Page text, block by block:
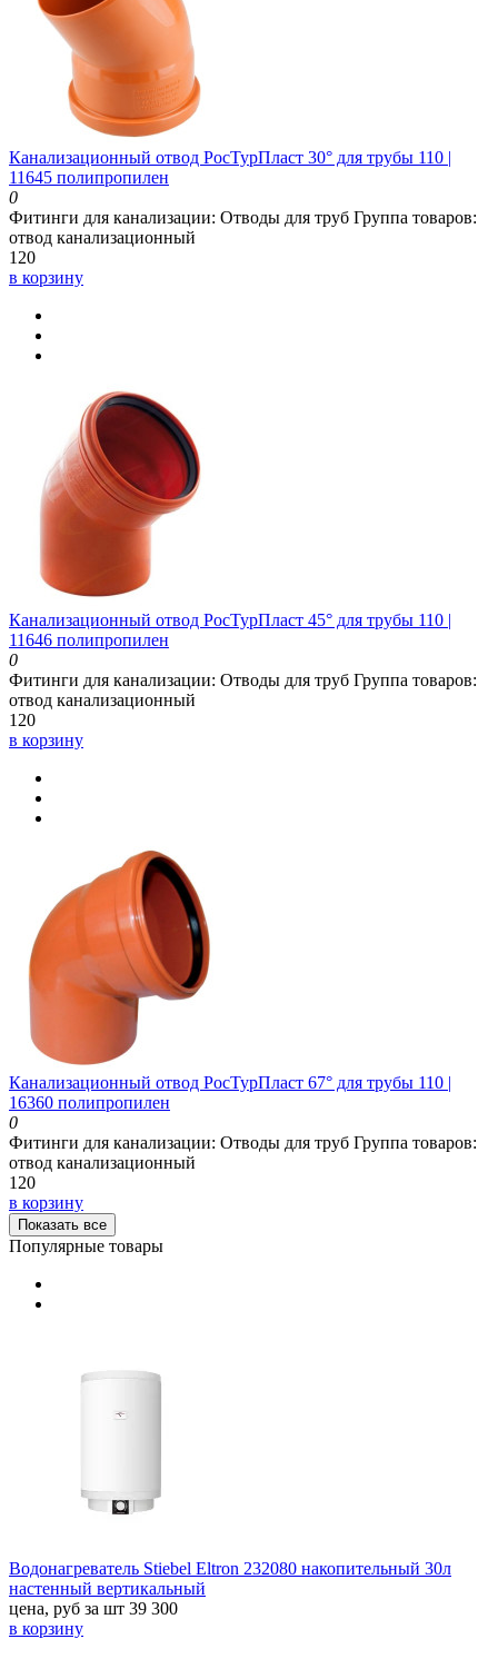
Канализационный отвод РосТурПласт 30° для трубы 110 |
11645 полипропилен
0
Фитинги для канализации: Отводы для труб Группа товаров:
отвод канализационный
120
в корзину
Канализационный отвод РосТурПласт 45° для трубы 110 |
11646 полипропилен
0
Фитинги для канализации: Отводы для труб Группа товаров:
отвод канализационный
120
в корзину
Канализационный отвод РосТурПласт 67° для трубы 110 |
16360 полипропилен
0
Фитинги для канализации: Отводы для труб Группа товаров:
отвод канализационный
120
в корзину
Показать все
Популярные товары
Водонагреватель Stiebel Eltron 232080 накопительный 30л
настенный вертикальный
цена, руб за шт 39 300
в корзину